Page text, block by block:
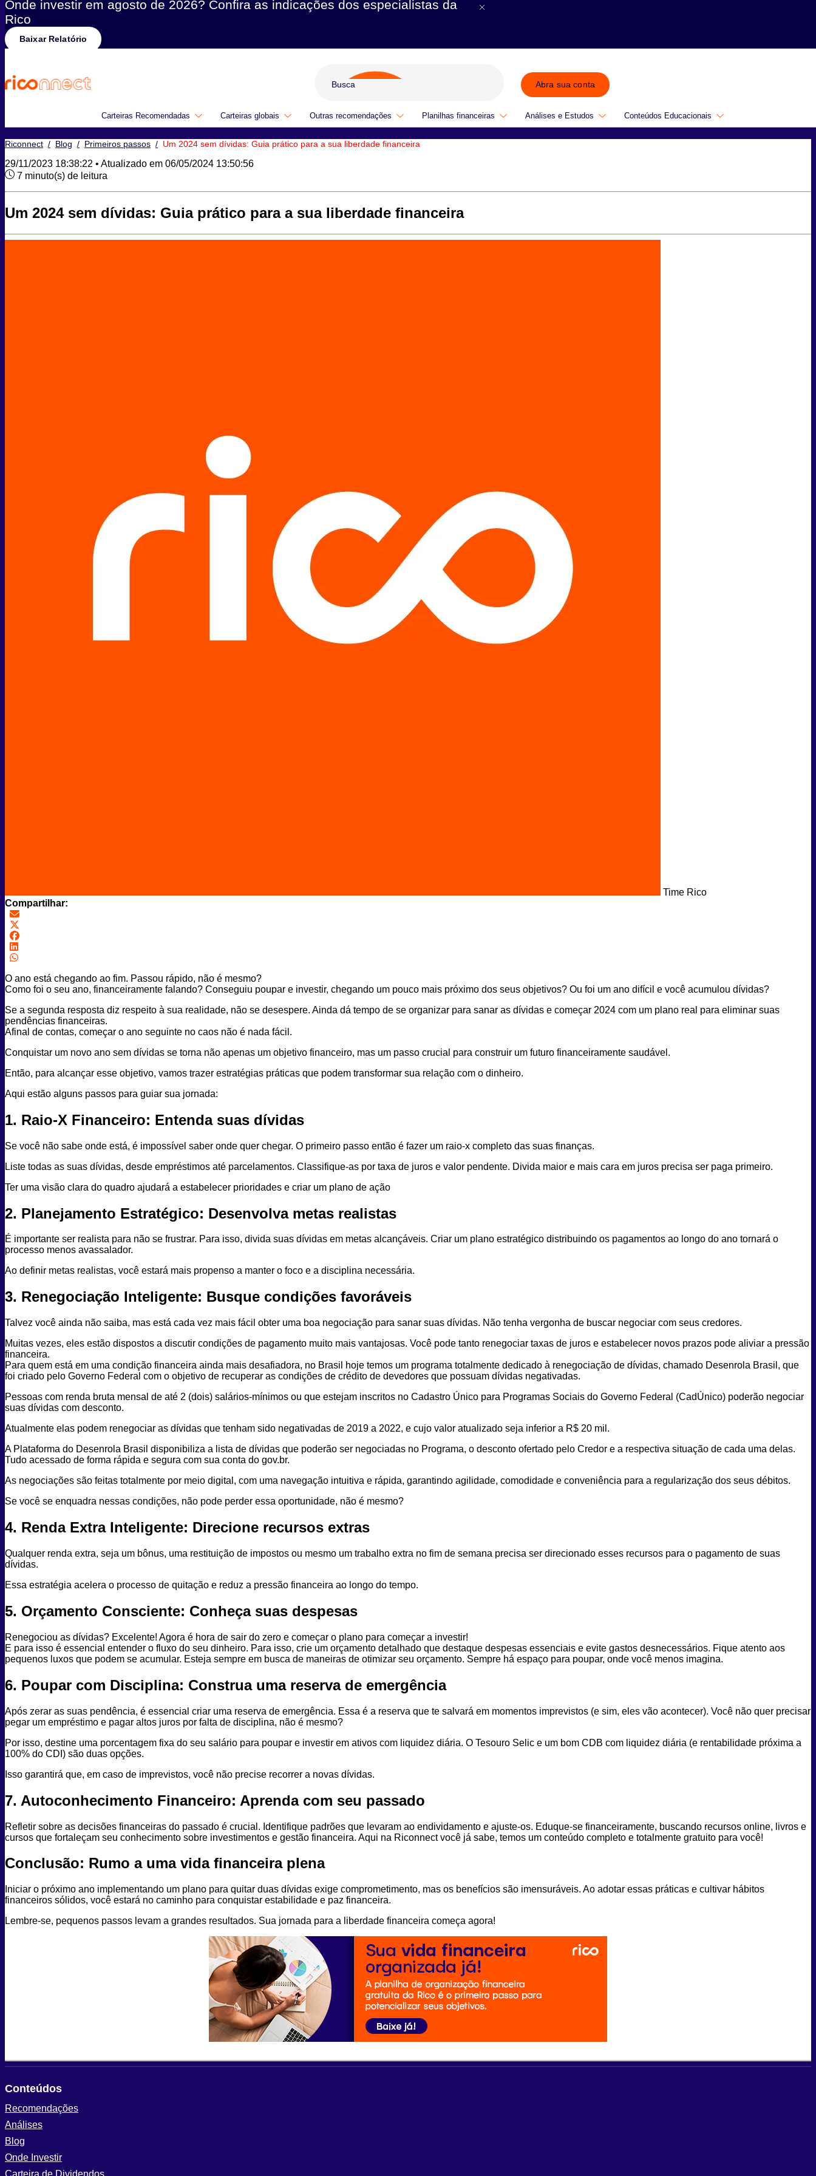
Onde investir em agosto de 2026? Confira as indicações dos especialistas da
Rico
Baixar Relatório
Abra sua conta
Carteiras Recomendadas Carteiras globais Outras recomendações Planilhas financeiras Análises e Estudos Conteúdos Educacionais
Riconnect / Blog / Primeiros passos / Um 2024 sem dívidas: Guia prático para a sua liberdade financeira
29/11/2023 18:38:22 • Atualizado em 06/05/2024 13:50:56
7 minuto(s) de leitura
Um 2024 sem dívidas: Guia prático para a sua liberdade financeira
Time Rico
Compartilhar:
O ano está chegando ao fim. Passou rápido, não é mesmo?
Como foi o seu ano, financeiramente falando? Conseguiu poupar e investir, chegando um pouco mais próximo dos seus objetivos? Ou foi um ano difícil e você acumulou dívidas?
Se a segunda resposta diz respeito à sua realidade, não se desespere. Ainda dá tempo de se organizar para sanar as dívidas e começar 2024 com um plano real para eliminar suas
pendências financeiras.
Afinal de contas, começar o ano seguinte no caos não é nada fácil.
Conquistar um novo ano sem dívidas se torna não apenas um objetivo financeiro, mas um passo crucial para construir um futuro financeiramente saudável.
Então, para alcançar esse objetivo, vamos trazer estratégias práticas que podem transformar sua relação com o dinheiro.
Aqui estão alguns passos para guiar sua jornada:
1. Raio-X Financeiro: Entenda suas dívidas
Se você não sabe onde está, é impossível saber onde quer chegar. O primeiro passo então é fazer um raio-x completo das suas finanças.
Liste todas as suas dívidas, desde empréstimos até parcelamentos. Classifique-as por taxa de juros e valor pendente. Divida maior e mais cara em juros precisa ser paga primeiro.
Ter uma visão clara do quadro ajudará a estabelecer prioridades e criar um plano de ação
2. Planejamento Estratégico: Desenvolva metas realistas
É importante ser realista para não se frustrar. Para isso, divida suas dívidas em metas alcançáveis. Criar um plano estratégico distribuindo os pagamentos ao longo do ano tornará o
processo menos avassalador.
Ao definir metas realistas, você estará mais propenso a manter o foco e a disciplina necessária.
3. Renegociação Inteligente: Busque condições favoráveis
Talvez você ainda não saiba, mas está cada vez mais fácil obter uma boa negociação para sanar suas dívidas. Não tenha vergonha de buscar negociar com seus credores.
Muitas vezes, eles estão dispostos a discutir condições de pagamento muito mais vantajosas. Você pode tanto renegociar taxas de juros e estabelecer novos prazos pode aliviar a pressão
financeira.
Para quem está em uma condição financeira ainda mais desafiadora, no Brasil hoje temos um programa totalmente dedicado à renegociação de dívidas, chamado Desenrola Brasil, que
foi criado pelo Governo Federal com o objetivo de recuperar as condições de crédito de devedores que possuam dívidas negativadas.
Pessoas com renda bruta mensal de até 2 (dois) salários-mínimos ou que estejam inscritos no Cadastro Único para Programas Sociais do Governo Federal (CadÚnico) poderão negociar
suas dívidas com desconto.
Atualmente elas podem renegociar as dívidas que tenham sido negativadas de 2019 a 2022, e cujo valor atualizado seja inferior a R$ 20 mil.
A Plataforma do Desenrola Brasil disponibiliza a lista de dívidas que poderão ser negociadas no Programa, o desconto ofertado pelo Credor e a respectiva situação de cada uma delas.
Tudo acessado de forma rápida e segura com sua conta do gov.br.
As negociações são feitas totalmente por meio digital, com uma navegação intuitiva e rápida, garantindo agilidade, comodidade e conveniência para a regularização dos seus débitos.
Se você se enquadra nessas condições, não pode perder essa oportunidade, não é mesmo?
4. Renda Extra Inteligente: Direcione recursos extras
Qualquer renda extra, seja um bônus, uma restituição de impostos ou mesmo um trabalho extra no fim de semana precisa ser direcionado esses recursos para o pagamento de suas
dívidas.
Essa estratégia acelera o processo de quitação e reduz a pressão financeira ao longo do tempo.
5. Orçamento Consciente: Conheça suas despesas
Renegociou as dívidas? Excelente! Agora é hora de sair do zero e começar o plano para começar a investir!
E para isso é essencial entender o fluxo do seu dinheiro. Para isso, crie um orçamento detalhado que destaque despesas essenciais e evite gastos desnecessários. Fique atento aos
pequenos luxos que podem se acumular. Esteja sempre em busca de maneiras de otimizar seu orçamento. Sempre há espaço para poupar, onde você menos imagina.
6. Poupar com Disciplina: Construa uma reserva de emergência
Após zerar as suas pendência, é essencial criar uma reserva de emergência. Essa é a reserva que te salvará em momentos imprevistos (e sim, eles vão acontecer). Você não quer precisar
pegar um empréstimo e pagar altos juros por falta de disciplina, não é mesmo?
Por isso, destine uma porcentagem fixa do seu salário para poupar e investir em ativos com liquidez diária. O Tesouro Selic e um bom CDB com liquidez diária (e rentabilidade próxima a
100% do CDI) são duas opções.
Isso garantirá que, em caso de imprevistos, você não precise recorrer a novas dívidas.
7. Autoconhecimento Financeiro: Aprenda com seu passado
Refletir sobre as decisões financeiras do passado é crucial. Identifique padrões que levaram ao endividamento e ajuste-os. Eduque-se financeiramente, buscando recursos online, livros e
cursos que fortaleçam seu conhecimento sobre investimentos e gestão financeira. Aqui na Riconnect você já sabe, temos um conteúdo completo e totalmente gratuito para você!
Conclusão: Rumo a uma vida financeira plena
Iniciar o próximo ano implementando um plano para quitar duas dívidas exige comprometimento, mas os benefícios são imensuráveis. Ao adotar essas práticas e cultivar hábitos
financeiros sólidos, você estará no caminho para conquistar estabilidade e paz financeira.
Lembre-se, pequenos passos levam a grandes resultados. Sua jornada para a liberdade financeira começa agora!
Conteúdos
Recomendações
Análises
Blog
Onde Investir